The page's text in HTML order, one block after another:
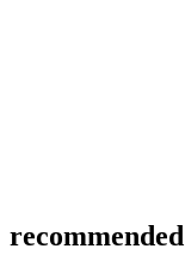
recommended